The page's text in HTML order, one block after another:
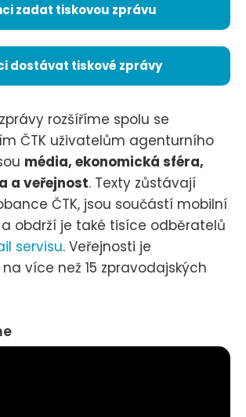
zadat tiskovou zprávu
dostávat tiskové zprávy
rozšíříme spolu se
ČTK uživatelům agenturního
média, ekonomická sféra,
a veřejnost. Texty zůstávají
ČTK, jsou součástí mobilní
a obdrží je také tisíce odběratelů
servisu. Veřejnosti je
více než 15 zpravodajských